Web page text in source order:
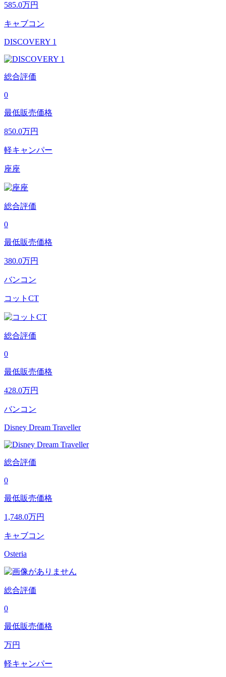
585.0万円
キャブコン
DISCOVERY 1
総合評価
0
最低販売価格
850.0万円
軽キャンパー
座座
総合評価
0
最低販売価格
380.0万円
バンコン
コットCT
総合評価
0
最低販売価格
428.0万円
バンコン
Disney Dream Traveller
総合評価
0
最低販売価格
1,748.0万円
キャブコン
Osteria
総合評価
0
最低販売価格
万円
軽キャンパー